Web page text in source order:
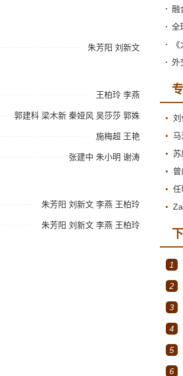
朱芳阳刘新文
王柏玲李燕
郭建科梁木新秦娅风吴莎莎郭姝
施梅超 王艳
张建中朱小明谢涛
朱芳阳刘新文李燕 王柏玲
朱芳阳刘新文李燕 王柏玲
1
2
3
4
5
6